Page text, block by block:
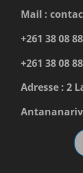
Mail :
+261 38 08
+261 38 08
Adresse : 2